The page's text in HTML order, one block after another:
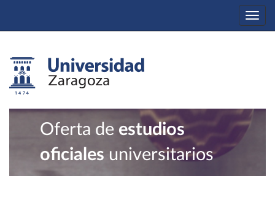
Oferta de estudios
oficiales universitarios